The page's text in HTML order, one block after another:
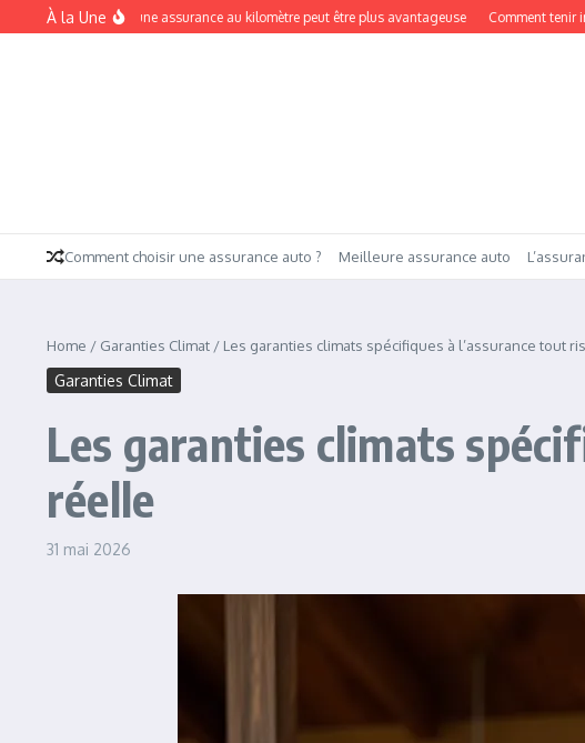
Aller au contenu
À la Une
5 cas où une assurance au kilomètre peut être plus avantageuse Comment tenir
Comment choisir une assurance auto ? Meilleure assurance auto
Home / Garanties Climat / Les garanties climats spécifiques à l’assurance tout
Garanties Climat
Les garanties climats
réelle
31 mai 2026